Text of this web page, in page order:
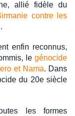
allié fidèle du
contre les
enfin reconnus,
le génocide
et Nama. Dans
du 20e siècle
les formes